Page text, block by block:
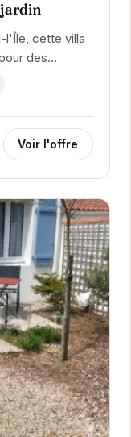
l'Île, cette villa
des
privée,...
Voir l'offre